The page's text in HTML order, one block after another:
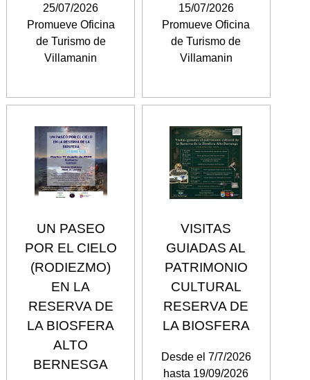
25/07/2026
Promueve Oficina
de Turismo de
Villamanin
15/07/2026
Promueve Oficina
de Turismo de
Villamanin
UN PASEO
POR EL CIELO
(RODIEZMO)
EN LA
RESERVA DE
LA BIOSFERA
ALTO
BERNESGA
VISITAS
GUIADAS AL
PATRIMONIO
CULTURAL
RESERVA DE
LA BIOSFERA
Desde el 7/7/2026
hasta 19/09/2026